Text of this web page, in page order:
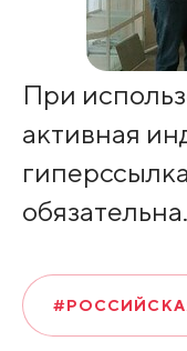
При
активная
обязательна.